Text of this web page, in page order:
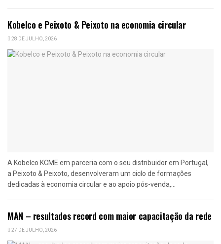
Kobelco e Peixoto & Peixoto na economia circular
28 DE JULHO, 2026
A Kobelco KCME em parceria com o seu distribuidor em Portugal,
a Peixoto & Peixoto, desenvolveram um ciclo de formações
dedicadas à economia circular e ao apoio pós-venda,...
MAN – resultados record com maior capacitação da rede
27 DE JULHO, 2026